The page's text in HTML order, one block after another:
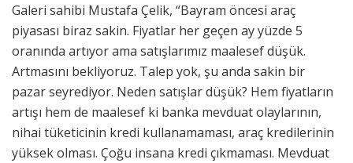
Galeri sahibi Mustafa Çelik, “Bayram öncesi araç
piyasası biraz sakin. Fiyatlar her geçen ay yüzde 5
oranında artıyor ama satışlarımız maalesef düşük.
Artmasını bekliyoruz. Talep yok, şu anda sakin bir
pazar seyrediyor. Neden satışlar düşük? Hem fiyatların
artışı hem de maalesef ki banka mevduat olaylarının,
nihai tüketicinin kredi kullanamaması, araç kredilerinin
yüksek olması. Çoğu insana kredi çıkmaması. Mevduat